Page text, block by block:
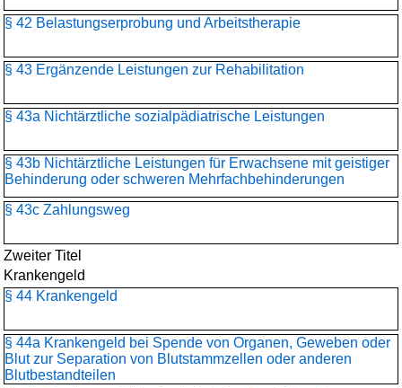
§ 42 Belastungserprobung und Arbeitstherapie
§ 43 Ergänzende Leistungen zur Rehabilitation
§ 43a Nichtärztliche sozialpädiatrische Leistungen
§ 43b Nichtärztliche Leistungen für Erwachsene mit geistiger
Behinderung oder schweren Mehrfachbehinderungen
§ 43c Zahlungsweg
Zweiter Titel
Krankengeld
§ 44 Krankengeld
§ 44a Krankengeld bei Spende von Organen, Geweben oder
Blut zur Separation von Blutstammzellen oder anderen
Blutbestandteilen